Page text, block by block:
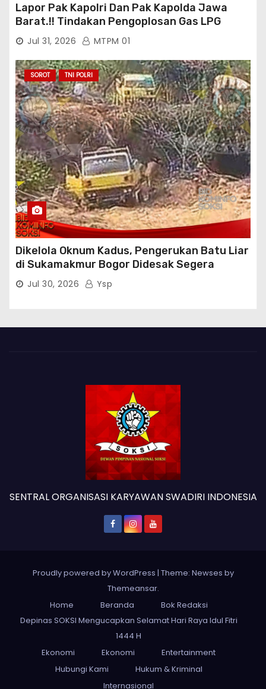
Lapor Pak Kapolri Dan Pak Kapolda Jawa
Barat.!! Tindakan Pengoplosan Gas LPG
Bersubsidi Marak Terjadi Di Kabupaten Bogor
Persisnya di Babakan Madang: Tim
Aktifis/Jurnalis Meminta Pimpinan Polri Beri
Atensi Penindakan Sampai Penangkapan
Terhadap Pelaku
Jul 31, 2026 MTPM 01
SOROT TNI POLRI
Dikelola Oknum Kadus, Pengerukan Batu Liar
di Sukamakmur Bogor Didesak Segera
Ditindak Hukum
Jul 30, 2026 Ysp
SENTRAL ORGANISASI KARYAWAN SWADIRI INDONESIA
Proudly powered by WordPress | Theme: Newses by
Themeansar.
Home
Beranda
Bok Redaksi
Depinas SOKSI Mengucapkan Selamat Hari Raya Idul Fitri
1444 H
Ekonomi
Ekonomi
Entertainment
Hubungi Kami
Hukum & Kriminal
Internasional